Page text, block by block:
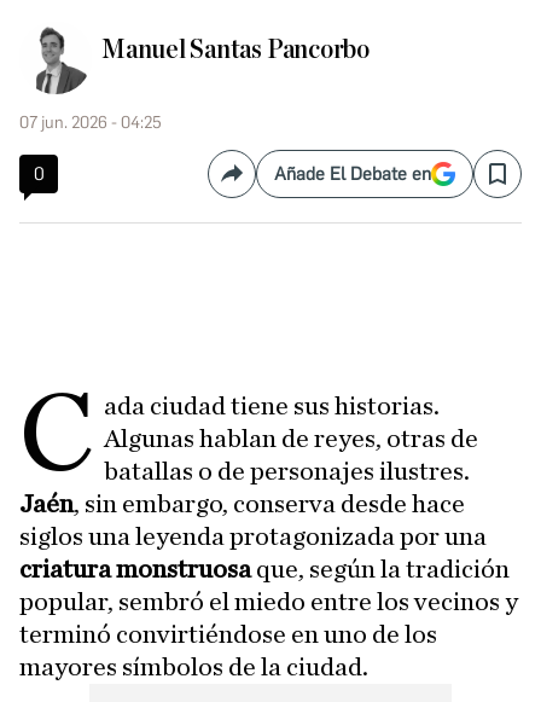
Manuel Santas Pancorbo
07 jun. 2026 - 04:25
0 CompartirAñade El Debate en Save
C ada ciudad tiene sus historias.
Algunas hablan de reyes, otras de
batallas o de personajes ilustres.
Jaén, sin embargo, conserva desde hace
siglos una leyenda protagonizada por una
criatura monstruosaque, según la tradición
popular, sembró el miedo entre los vecinos y
terminó convirtiéndose en uno de los
mayores símbolos de la ciudad.